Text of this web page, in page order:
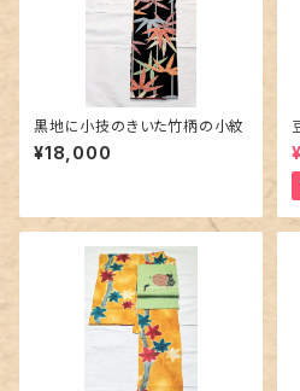
黒地に小技のきいた竹柄の小紋
¥18,000